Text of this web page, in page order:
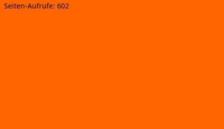
Sei­ten-Auf­ru­fe: 602